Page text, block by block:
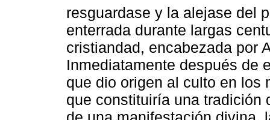
resguardase y la alejase del
enterrada durante largas
cristiandad, encabezada por
Inmediatamente después de
que dio origen al culto en los
que constituiría una tradición